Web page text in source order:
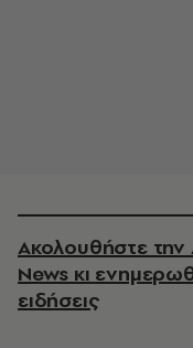
Ακολουθήστε
News κι
ειδήσεις